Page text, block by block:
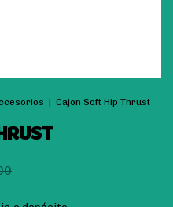
| Cajon Soft Hip Thrust